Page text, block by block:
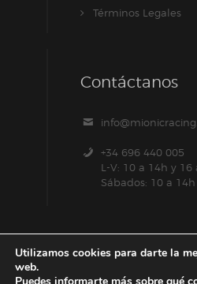
Términos Legales
Contáctanos
+34 696 440 005
L-V: 10 a 14h y 16
Sábados: 10 a 14h
Utilizamos cookies para darte la
web.